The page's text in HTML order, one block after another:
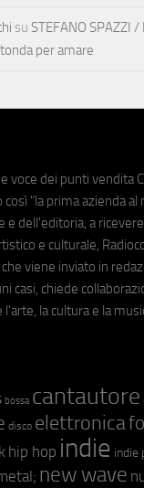
su STEFANO SPAZZI
per amare
voce dei punti vendita
così "la prima azienda
e dell'editoria, a
e culturale,
viene inviato in
casi, chiede
la cultura e la
bossa cantautore
disco elettronica
hip hop indie indie
new wave